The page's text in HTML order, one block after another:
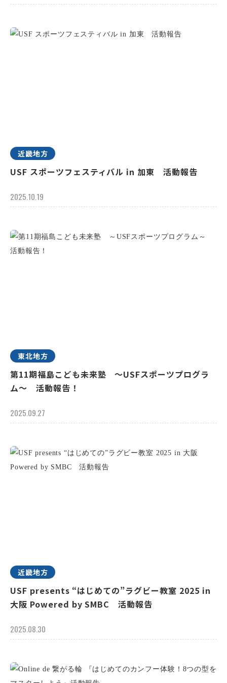
近畿地方
USF スポーツフェスティバル in 加東 活動報告
2025.10.19
東北地方
第11期福島こども未来塾 ～USFスポーツプログラ
ム～ 活動報告！
2025.09.27
近畿地方
USF presents “はじめての”ラグビー教室 2025 in
大阪 Powered by SMBC 活動報告
2025.08.30